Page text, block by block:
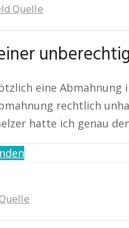
Quelle
eine
rechtlich
hatte ich genau